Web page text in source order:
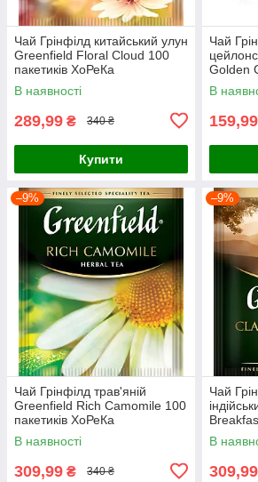
Чай Грінфілд китайський улун
Greenfield Floral Cloud 100
пакетиків ХоРеКа
В наявності
289,99 ₴ 340 ₴
Купити
Чай
Golden
В
159,99
–9%
Чай Грінфілд трав'яній
Greenfield Rich Camomile 100
пакетиків ХоРеКа
В наявності
309,99 ₴ 340 ₴
–9%
Чай
ХоРеКа
В
309,99